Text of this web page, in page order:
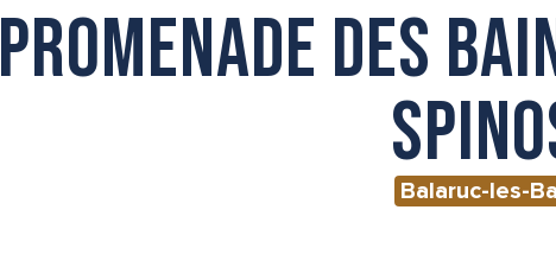
Promenade des
Balaruc-les-